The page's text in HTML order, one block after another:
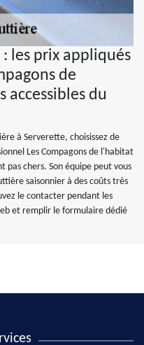
les prix appliqués
de
accessibles du
à Serverette, choisissez de
Les Compagons de l'habitat
pas chers. Son équipe peut vous
saisonnier à des coûts très
le contacter pendant les
et remplir le formulaire dédié